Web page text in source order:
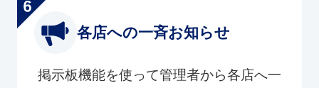
各店への一斉お知らせ
掲示板機能を使って管理者から各店へ一